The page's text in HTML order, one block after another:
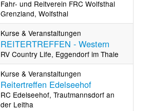
Fahr- und Reitverein FRC Wolfsthal
Grenzland, Wolfsthal
Kurse & Veranstaltungen
REITERTREFFEN - Western
RV Country Life, Eggendorf im Thale
Kurse & Veranstaltungen
Reitertreffen Edelseehof
RC Edelseehof, Trautmannsdorf an
der Leitha